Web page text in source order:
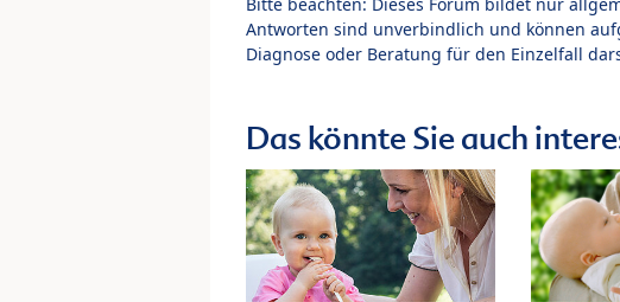
Antworten sind unverbindlich und können
Diagnose oder Beratung für den Einzelfall
Das könnte Sie auch